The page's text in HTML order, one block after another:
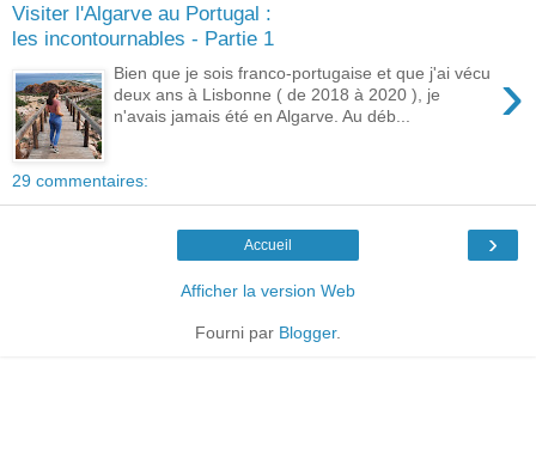
Visiter l'Algarve au Portugal :
les incontournables - Partie 1
›
Bien que je sois franco-portugaise et que j'ai vécu
deux ans à Lisbonne ( de 2018 à 2020 ), je
n'avais jamais été en Algarve. Au déb...
29 commentaires:
›
Accueil
Afficher la version Web
Fourni par Blogger.